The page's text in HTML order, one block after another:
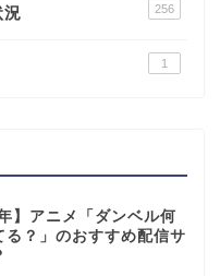
況 256
1
】アニメ「ダンベル何
る？」のおすすめ配信サ